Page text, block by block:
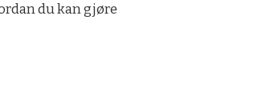
du kan gjøre